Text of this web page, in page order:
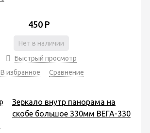
450 Р
Нет в наличии
Быстрый просмотр
В избранное
Сравнение
Зеркало внутр панорама на
скобе большое 330мм ВЕГА-330